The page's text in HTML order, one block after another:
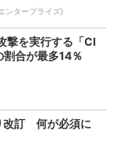
ンタープライズ)
撃を実行する「Cl
合が最多14％
改訂 何が必須に